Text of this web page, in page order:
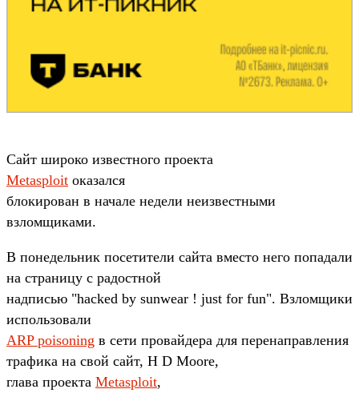
Сайт широко известного проекта
Metasploit оказался
блокирован в начале недели неизвестными
взломщиками.
В понедельник посетители сайта вместо него попадали
на страницу с радостной
надписью "hacked by sunwear ! just for fun". Взломщики
использовали
ARP poisoning в сети провайдера для перенаправления
трафика на свой сайт, H D Moore,
глава проекта Metasploit,